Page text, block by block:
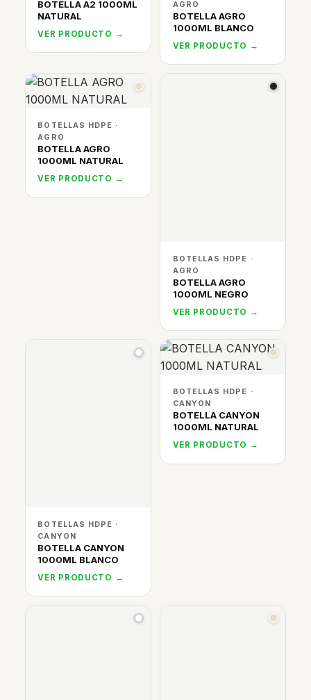
BOTELLA A2 1000ML
NATURAL
VER PRODUCTO →
AGRO
BOTELLA AGRO
1000ML BLANCO
VER PRODUCTO →
BOTELLAS HDPE ·
AGRO
BOTELLA AGRO
1000ML NATURAL
VER PRODUCTO →
BOTELLAS HDPE ·
AGRO
BOTELLA AGRO
1000ML NEGRO
VER PRODUCTO →
BOTELLAS HDPE ·
CANYON
BOTELLA CANYON
1000ML BLANCO
VER PRODUCTO →
BOTELLAS HDPE ·
CANYON
BOTELLA CANYON
1000ML NATURAL
VER PRODUCTO →